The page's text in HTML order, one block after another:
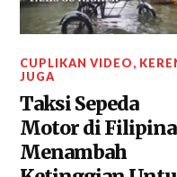
CUPLIKAN VIDEO,
JUGA
Taksi Sepeda
Motor di Filipina
Menambah